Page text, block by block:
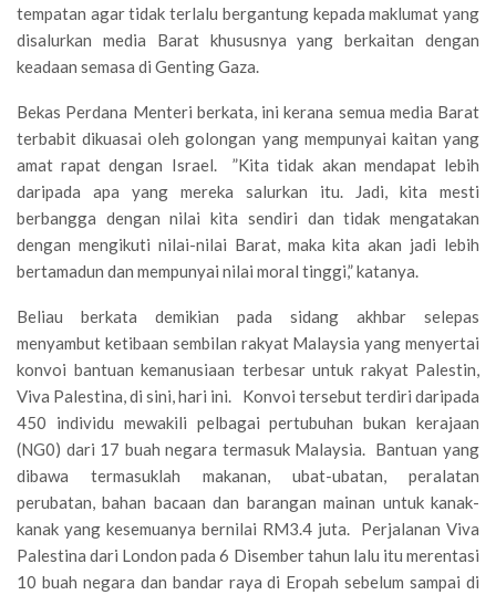
tempatan agar tidak terlalu bergantung kepada maklumat yang
disalurkan media Barat khususnya yang berkaitan dengan
keadaan semasa di Genting Gaza.
Bekas Perdana Menteri berkata, ini kerana semua media Barat
terbabit dikuasai oleh golongan yang mempunyai kaitan yang
amat rapat dengan Israel. ”Kita tidak akan mendapat lebih
daripada apa yang mereka salurkan itu. Jadi, kita mesti
berbangga dengan nilai kita sendiri dan tidak mengatakan
dengan mengikuti nilai-nilai Barat, maka kita akan jadi lebih
bertamadun dan mempunyai nilai moral tinggi,” katanya.
Beliau berkata demikian pada sidang akhbar selepas
menyambut ketibaan sembilan rakyat Malaysia yang menyertai
konvoi bantuan kemanusiaan terbesar untuk rakyat Palestin,
Viva Palestina, di sini, hari ini. Konvoi tersebut terdiri daripada
450 individu mewakili pelbagai pertubuhan bukan kerajaan
(NG0) dari 17 buah negara termasuk Malaysia. Bantuan yang
dibawa termasuklah makanan, ubat-ubatan, peralatan
perubatan, bahan bacaan dan barangan mainan untuk kanak-
kanak yang kesemuanya bernilai RM3.4 juta. Perjalanan Viva
Palestina dari London pada 6 Disember tahun lalu itu merentasi
10 buah negara dan bandar raya di Eropah sebelum sampai di